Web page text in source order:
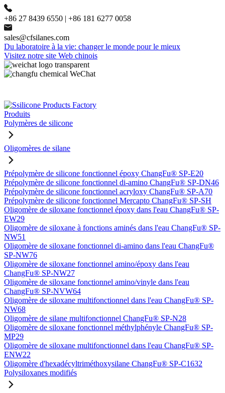
+86 27 8439 6550 | +86 181 6277 0058
sales@cfsilanes.com
Du laboratoire à la vie: changer le monde pour le mieux
Visitez notre site Web chinois
Produits
Polymères de silicone
Oligomères de silane
Prépolymère de silicone fonctionnel époxy ChangFu® SP-E20
Prépolymère de silicone fonctionnel di-amino ChangFu® SP-DN46
Prépolymère de silicone fonctionnel acryloxy ChangFu® SP-A70
Prépolymère de silicone fonctionnel Mercapto ChangFu® SP-SH
Oligomère de siloxane fonctionnel époxy dans l'eau ChangFu® SP-
EW29
Oligomère de siloxane à fonctions aminés dans l'eau ChangFu® SP-
NW51
Oligomère de siloxane fonctionnel di-amino dans l'eau ChangFu®
SP-NW76
Oligomère de siloxane fonctionnel amino/époxy dans l'eau
ChangFu® SP-NW27
Oligomère de siloxane fonctionnel amino/vinyle dans l'eau
ChangFu® SP-NVW64
Oligomère de siloxane multifonctionnel dans l'eau ChangFu® SP-
NW68
Oligomère de silane multifonctionnel ChangFu® SP-N28
Oligomère de siloxane fonctionnel méthylphényle ChangFu® SP-
MP29
Oligomère de siloxane multifonctionnel dans l'eau ChangFu® SP-
ENW22
Oligomère d'hexadécyltriméthoxysilane ChangFu® SP-C1632
Polysiloxanes modifiés